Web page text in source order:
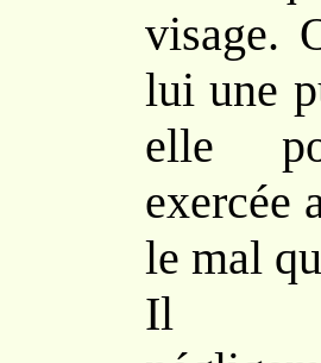
visage.
lui une
elle
exercée
le mal
Il